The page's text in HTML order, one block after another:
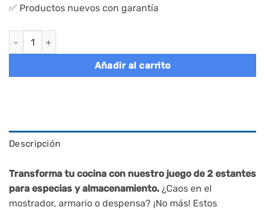
✅ Productos nuevos con garantía
Estantes armarios cocina, metal y bambú, portaespecias
Añadir al carrito
Descripción
Transforma tu cocina con nuestro juego de 2 estantes
para especias y almacenamiento. ¿Caos en el
mostrador, armario o despensa? ¡No más! Estos